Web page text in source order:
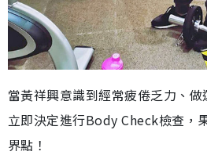
當黃祥興意識到經常疲倦乏力、做
立即決定進行Body Check檢查，
界點！